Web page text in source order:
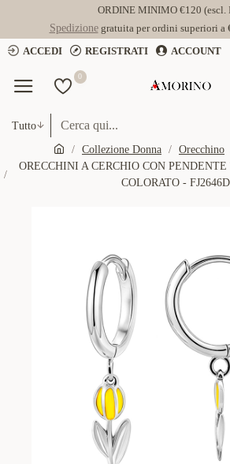
ORDINE MINIMO €120 (escl.
Spedizionegratuita per ordini superiori a
ACCEDI
REGISTRATI ACCOUNT
0
Tutto
Collezione Donna Orecchino
ORECCHINI A CERCHIO CON
COLORATO -